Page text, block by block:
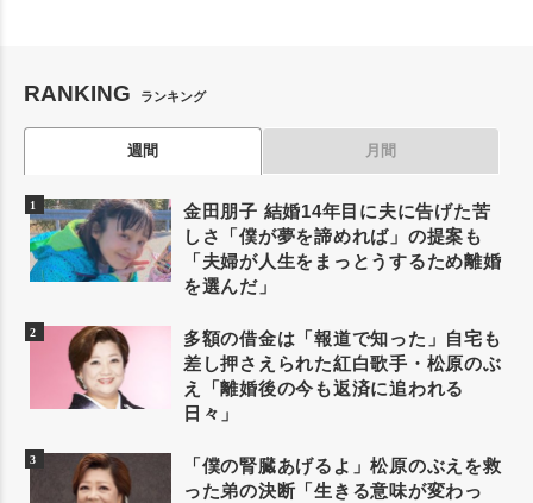
RANKING ランキング
週間 月間
金田朋子 結婚14年目に夫に告げた苦
しさ「僕が夢を諦めれば」の提案も
「夫婦が人生をまっとうするため離婚
を選んだ」
多額の借金は「報道で知った」自宅も
差し押さえられた紅白歌手・松原のぶ
え「離婚後の今も返済に追われる
日々」
「僕の腎臓あげるよ」松原のぶえを救
った弟の決断「生きる意味が変わっ